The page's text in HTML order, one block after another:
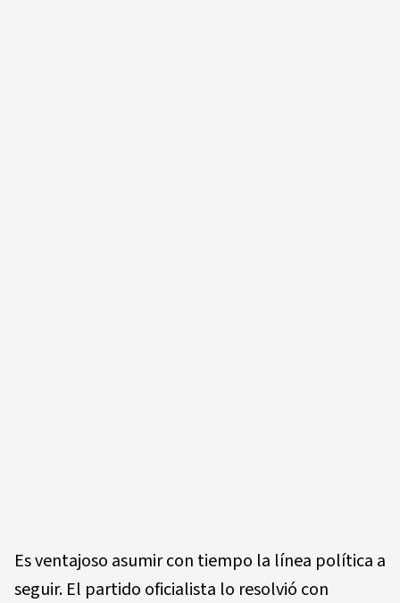
Es ventajoso asumir con tiempo la línea política a
seguir. El partido oficialista lo resolvió con